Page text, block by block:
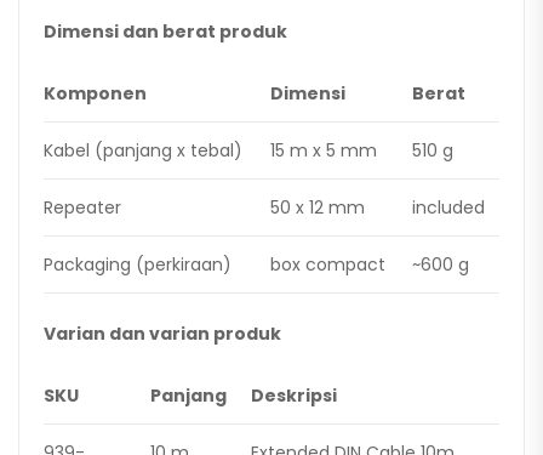
Dimensi dan berat produk
Komponen Dimensi Berat
Kabel (panjang x tebal) 15 m x 5 mm 510 g
Repeater 50 x 12 mm included
Packaging (perkiraan) box compact ~600 g
Varian dan varian produk
SKU Panjang Deskripsi